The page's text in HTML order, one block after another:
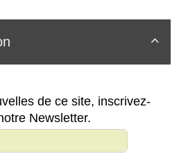

de ce site, inscrivez-
Newsletter.